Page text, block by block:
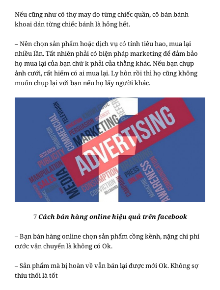
Nếu cũng như cô thợ may đo từng chiếc quần, cô bán bánh
khoai dán từng chiếc bánh là hỏng hết.
– Nên chọn sản phẩm hoặc dịch vụ có tính tiêu hao, mua lại
nhiều lần. Tất nhiên phải có biện pháp marketing để đảm bảo
họ mua lại của bạn chứ k phải của thằng khác. Nếu bạn chụp
ảnh cưới, rất hiếm có ai mua lại. Ly hôn rồi thì họ cũng không
muốn chụp lại với bạn nếu họ lấy người khác.
7Cách bán hàng online hiệu quả trên facebook
– Bạn bán hàng online chọn sản phẩm cồng kềnh, nặng chi phí
cước vận chuyển là không có Ok.
– Sản phẩm mà bị hoàn về vẫn bán lại được mới Ok. Không sợ
thiu thối là tốt